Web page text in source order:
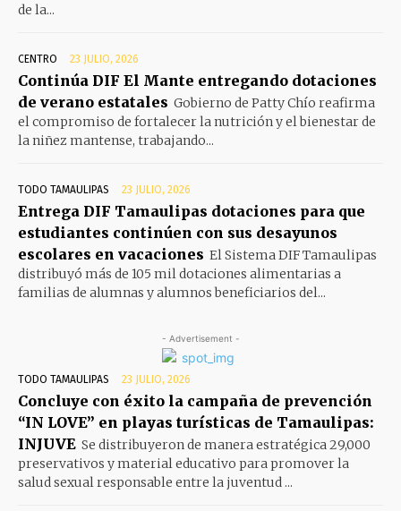
de la...
CENTRO 23 JULIO, 2026
Continúa DIF El Mante entregando dotaciones
de verano estatales Gobierno de Patty Chío reafirma
el compromiso de fortalecer la nutrición y el bienestar de
la niñez mantense, trabajando...
TODO TAMAULIPAS 23 JULIO, 2026
Entrega DIF Tamaulipas dotaciones para que
estudiantes continúen con sus desayunos
escolares en vacaciones El Sistema DIF Tamaulipas
distribuyó más de 105 mil dotaciones alimentarias a
familias de alumnas y alumnos beneficiarios del...
- Advertisement -
TODO TAMAULIPAS 23 JULIO, 2026
Concluye con éxito la campaña de prevención
“IN LOVE” en playas turísticas de Tamaulipas:
INJUVE Se distribuyeron de manera estratégica 29,000
preservativos y material educativo para promover la
salud sexual responsable entre la juventud ...